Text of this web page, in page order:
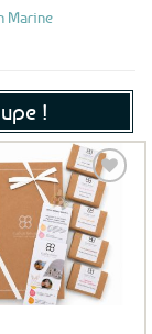
Marine
!
Ajouter
aux
favoris